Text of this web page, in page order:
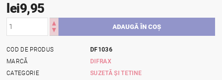
lei9,95
COD DE PRODUS
DF1036
MARCĂ
DIFRAX
CATEGORIE
SUZETĂ ȘI TETINE